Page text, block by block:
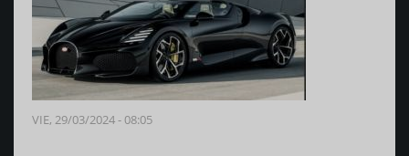
VIE, 29/03/2024 - 08:05